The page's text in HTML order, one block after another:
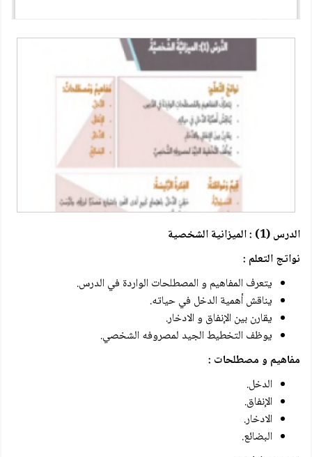
الدرس (1) : الميزانية الشخصية
نواتج التعلم :
يتعرف المفاهيم و المصطلحات الواردة في الدرس.
يناقش أهمية الدخل في حياته.
يقارن بين الإنفاق و الادخار.
يوظف التخطيط الجيد لمصروفه الشخصي.
مفاهيم و مصطلحات :
الدخل.
الإنفاق.
الادخار.
البضائع.